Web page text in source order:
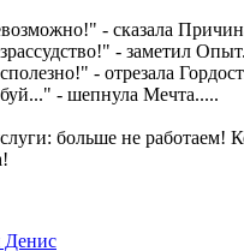
- сказала
- заметил
- отрезала
- шепнула Мечта.....
больше не работаем!